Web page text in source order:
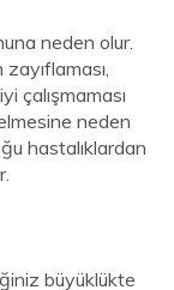
neden olur.
çalışmaması
neden
hastalıklardan
büyüklükte